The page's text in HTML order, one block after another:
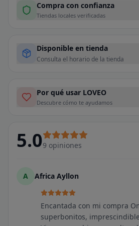
Compra con confianza
Tiendas locales verificadas
Disponible en tienda
Consulta el horario de la tienda
Por qué usar LOVEO
Descubre cómo te ayudamos
5.09 opiniones
A Africa Ayllon
Encantada con mi compra
superbonitos,